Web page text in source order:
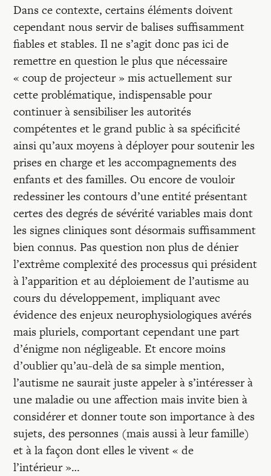
Colloque
Mon panier
Mon compte
Dans ce contexte, certains éléments doivent
cependant nous servir de balises suffisamment
fiables et stables. Il ne s’agit donc pas ici de
remettre en question le plus que nécessaire
« coup de projecteur » mis actuellement sur
cette problématique, indispensable pour
continuer à sensibiliser les autorités
compétentes et le grand public à sa spécificité
ainsi qu’aux moyens à déployer pour soutenir les
prises en charge et les accompagnements des
enfants et des familles. Ou encore de vouloir
redessiner les contours d’une entité présentant
certes des degrés de sévérité variables mais dont
les signes cliniques sont désormais suffisamment
bien connus. Pas question non plus de dénier
l’extrême complexité des processus qui président
à l’apparition et au déploiement de l’autisme au
cours du développement, impliquant avec
évidence des enjeux neurophysiologiques avérés
mais pluriels, comportant cependant une part
d’énigme non négligeable. Et encore moins
d’oublier qu’au-delà de sa simple mention,
l’autisme ne saurait juste appeler à s’intéresser à
une maladie ou une affection mais invite bien à
considérer et donner toute son importance à des
sujets, des personnes (mais aussi à leur famille)
et à la façon dont elles le vivent « de
l’intérieur »…